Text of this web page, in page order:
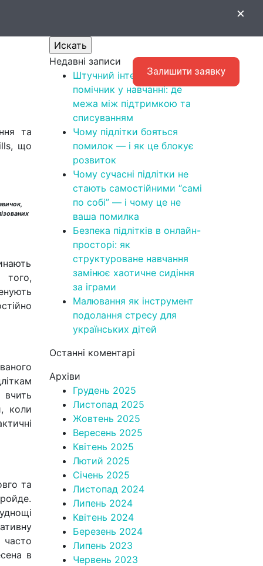
×
Залишити заявку
та
що
того,
коли
та
часто
в
Искать
Недавні записи
Штучний інтелект як
помічник у навчанні: де
межа між підтримкою та
списуванням
Чому підлітки бояться
помилок — і як це блокує
розвиток
Чому сучасні підлітки не
стають самостійними “самі
по собі” — і чому це не
ваша помилка
Безпека підлітків в онлайн-
просторі: як
структуроване навчання
замінює хаотичне сидіння
за іграми
Малювання як інструмент
подолання стресу для
українських дітей
Останні коментарі
Архіви
Грудень 2025
Листопад 2025
Жовтень 2025
Вересень 2025
Квітень 2025
Лютий 2025
Січень 2025
Листопад 2024
Липень 2024
Квітень 2024
Березень 2024
Липень 2023
Червень 2023